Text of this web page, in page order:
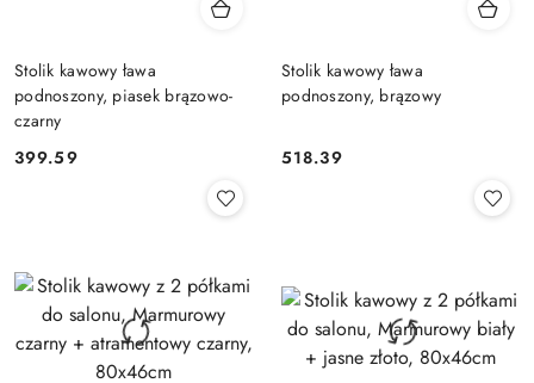
Stolik kawowy ława
podnoszony, piasek brązowo-
czarny
Cena:
399.59
Stolik kawowy ława
podnoszony, brązowy
Cena:
518.39